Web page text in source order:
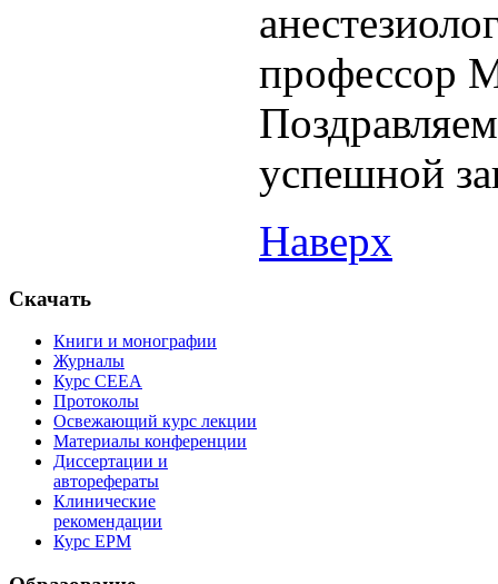
профессор
успешной
Наверх
Скачать
Книги и монографии
Журналы
Курс СЕЕА
Протоколы
Освежающий курс лекции
Материалы конференции
Диссертации и
авторефераты
Клинические
рекомендации
Курс EPM